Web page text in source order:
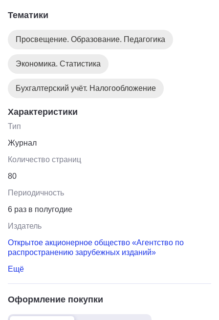
Тематики
Просвещение. Образование. Педагогика
Экономика. Статистика
Бухгалтерский учёт. Налогообложение
Характеристики
Тип
Журнал
Количество страниц
80
Периодичность
6 раз в полугодие
Издатель
Открытое акционерное общество «Агентство по
распространению зарубежных изданий»
Ещё
Оформление покупки